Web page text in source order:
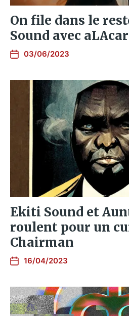
On file dans le
Sound avec
03/06/2023
Ekiti Sound et
roulent pour un
Chairman
16/04/2023